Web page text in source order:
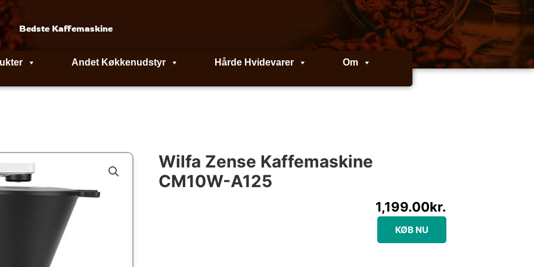
Bedste Kaffemaskine
Andet Køkkenudstyr Hårde Hvidevarer Om
Wilfa Zense Kaffemaskine
CM10W-A125
1,199.00kr.
KØB NU